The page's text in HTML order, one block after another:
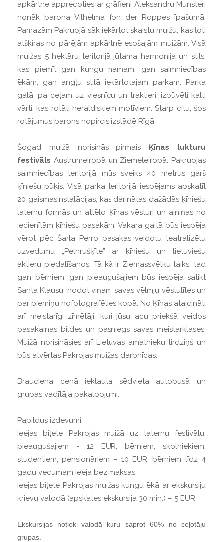
apkārtne apprecoties ar grāfieni Aleksandru Munsteri
nonāk barona Vilhelma fon der Roppes īpašumā.
Pamazām Pakruojā sāk iekārtot skaistu muižu, kas ļoti
atšķiras no pārējām apkārtnē esošajām muižām. Visā
muižas 5 hektāru teritorijā jūtama harmonija un stils,
kas piemīt gan kungu namam, gan saimniecības
ēkām, gan angļu stilā iekārtotajam parkam. Parka
galā, pa ceļam uz viesnīcu un traktieri, izbūvēti kalti
vārti, kas rotāti heraldiskiem motīviem. Starp citu, šos
rotājumus barons nopircis izstādē Rīgā.
Šogad muižā norisinās pirmais Ķīnas lukturu
festivāls Austrumeiropā un Ziemeļeiropā. Pakruojas
saimniecības teritorijā mūs sveiks 40 metrus garš
ķīniešu pūķis. Visā parka teritorijā iespējams apskatīt
20 gaismasinstalācijas, kas darinātas dažādās ķīniešu
laternu formās un attēlo Ķīnas vēsturi un ainiņas no
iecienītām ķīniešu pasakām. Vakara gaitā būs iespēja
vērot pēc Šarla Perro pasakas veidotu teatralizētu
uzvedumu „Pelnrušķīte” ar ķīniešu un lietuviešu
aktieru piedalīšanos. Tā kā ir Ziemassvētku laiks, tad
gan bērniem, gan pieaugušajiem būs iespēja satikt
Santa Klausu, nodot viņam savas vēlmju vēstulītes un
par piemiņu nofotografēties kopā. No Ķīnas ataicināti
arī meistarīgi zīmētāji, kuri jūsu acu priekšā veidos
pasakainas bildes un pasniegs savas meistarklases.
Muižā norisināsies arī Lietuvas amatnieku tirdziņš un
būs atvērtas Pakrojas muižas darbnīcas.
Brauciena cenā iekļauta sēdvieta autobusā un
grupas vadītāja pakalpojumi.
Papildus izdevumi:
Ieejas biļete Pakrojas muižā uz laternu festivālu:
pieaugušajiem - 12 EUR, bērniem, skolniekiem,
studentiem, pensionāriem – 10 EUR, bērniem līdz 4
gadu vecumam ieeja bez maksas.
Ieejas biļete Pakrojas muižas kungu ēkā ar ekskursiju
krievu valodā (apskates ekskursija 30 min.) – 5 EUR
Ekskursijas notiek valodā kuru saprot 60% no ceļotāju
grupas.